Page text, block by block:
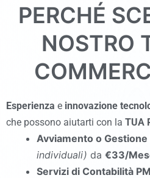
PERCHÉ
NOSTRO
Esperienza e innovazione
che possono aiutarti con la TUA
Avviamento o Gestione
individuali) da €33/
Servizi di Contabilità